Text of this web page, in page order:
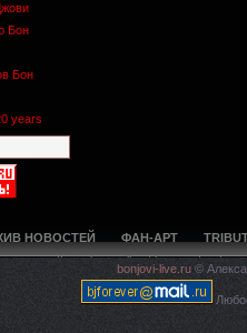
Бон
Бон
years
НОВОСТЕЙ ФАН-АРТ
name as their class will not be
live.ru/
bonjovi-live.ru©